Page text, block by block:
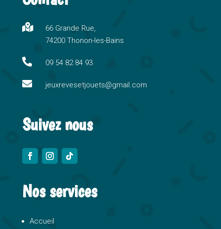
n
a
i
e

66 Grande Rue,
74200 Thonon-les-Bains
 09 54 82 84 93
 jeuxrevesetjouets@gmail.com
Suivez nous
Nos services
Accueil